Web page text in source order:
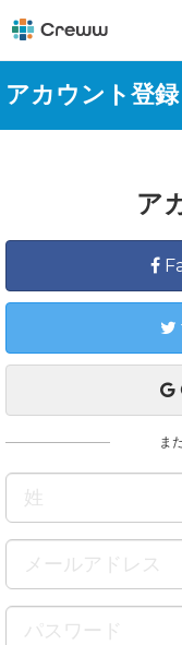
アカウント登録
ア
ま